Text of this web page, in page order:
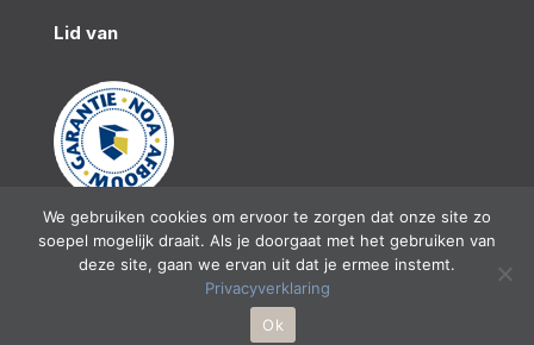
Lid van
Copyright © 2026 Marcel Raat. All Rights Reserved.
Bright Online Company
We gebruiken cookies om ervoor te zorgen dat onze site zo
soepel mogelijk draait. Als je doorgaat met het gebruiken van
deze site, gaan we ervan uit dat je ermee instemt.
Privacyverklaring
Ok